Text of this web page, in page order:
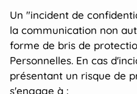
Un "incident de
la communication non
forme de bris de
Personnelles. En cas
présentant un risque de
s'engage à :